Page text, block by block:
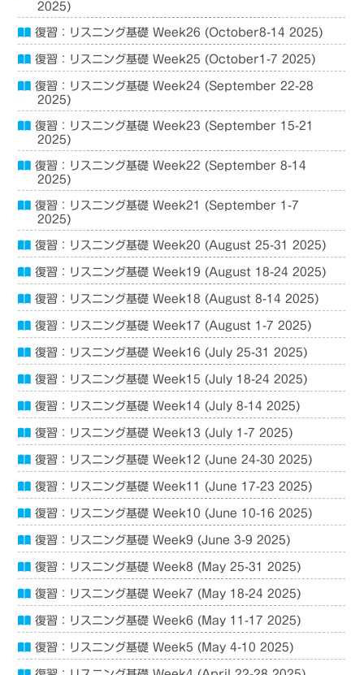
2025)
復習：リスニング基礎 Week26 (October8-14 2025)
復習：リスニング基礎 Week25 (October1-7 2025)
復習：リスニング基礎 Week24 (September 22-28
2025)
復習：リスニング基礎 Week23 (September 15-21
2025)
復習：リスニング基礎 Week22 (September 8-14
2025)
復習：リスニング基礎 Week21 (September 1-7
2025)
復習：リスニング基礎 Week20 (August 25-31 2025)
復習：リスニング基礎 Week19 (August 18-24 2025)
復習：リスニング基礎 Week18 (August 8-14 2025)
復習：リスニング基礎 Week17 (August 1-7 2025)
復習：リスニング基礎 Week16 (July 25-31 2025)
復習：リスニング基礎 Week15 (July 18-24 2025)
復習：リスニング基礎 Week14 (July 8-14 2025)
復習：リスニング基礎 Week13 (July 1-7 2025)
復習：リスニング基礎 Week12 (June 24-30 2025)
復習：リスニング基礎 Week11 (June 17-23 2025)
復習：リスニング基礎 Week10 (June 10-16 2025)
復習：リスニング基礎 Week9 (June 3-9 2025)
復習：リスニング基礎 Week8 (May 25-31 2025)
復習：リスニング基礎 Week7 (May 18-24 2025)
復習：リスニング基礎 Week6 (May 11-17 2025)
復習：リスニング基礎 Week5 (May 4-10 2025)